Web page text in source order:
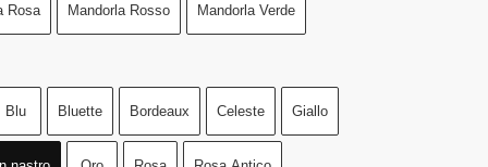
Rosa Mandorla Rosso Mandorla Verde
Blu Bluette Bordeaux Celeste Giallo